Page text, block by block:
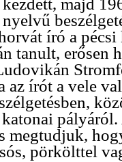
majd
nyelvű
író a pécsi
tanult, erősen
az írót a vele
megtudjuk,
pörkölttel